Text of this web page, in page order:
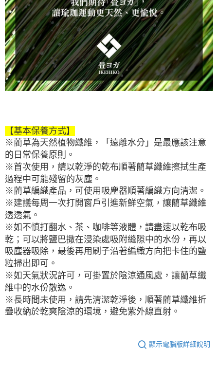
【基本保養方式】
※藺草為天然植物纖維，「遠離水分」是最應該注意
的日常保養原則。
※首次使用，請以乾淨的乾布順著藺草纖維擦拭生產
過程中可能殘留的灰塵。
※藺草編織產品，可使用吸塵器順著編織方向清潔。
※建議每周一次打開窗戶引進新鮮空氣，讓藺草纖維
透透氣。
※如不慎打翻水、茶、咖啡等液體，請盡速以乾布吸
乾；可以將鹽巴撒在浸染處吸附縫隙中的水份，再以
吸塵器吸除，最後再用刷子沿著編織方向把卡住的鹽
粒掃出即可。
※如天氣狀況許可，可掛置於陰涼通風處，讓藺草纖
維中的水份散逸。
※長時間未使用，請先清潔乾淨後，順著藺草纖維折
疊收納於乾爽陰涼的環境，避免紫外線直射。
顯示電腦版詳細說明